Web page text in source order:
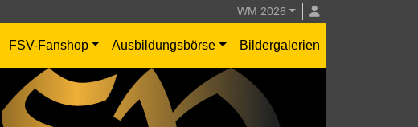
WM 2026
FSV-Fanshop Ausbildungsbörse Bildergalerien